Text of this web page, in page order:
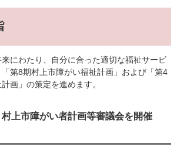
にわたり、自分に合った適切な福祉サービ
第8期村上市障がい福祉計画」および「第4
画」の策定を進めます。
上市障がい者計画等審議会を開催